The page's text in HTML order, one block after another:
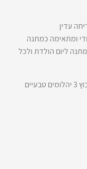
עדין
ומתאימה כמתנה
ליום הולדת ולכל
הטבעת בנויה ברמת גימור גבוהה מאוד בשיבוץ 3 יהלומים טבעיים